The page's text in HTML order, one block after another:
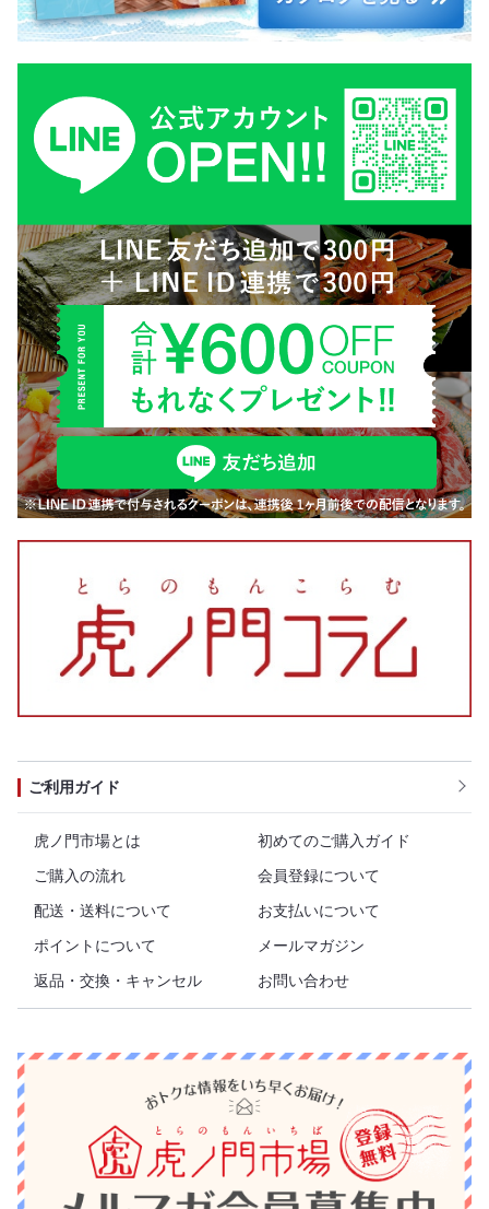
ご利用ガイド
虎ノ門市場とは
初めてのご購入ガイド
ご購入の流れ
会員登録について
配送・送料について
お支払いについて
ポイントについて
メールマガジン
返品・交換・キャンセル
お問い合わせ